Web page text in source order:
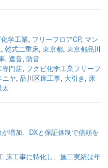
学工業, フリーフロアCP, マン
, 乾式二重床, 東京都, 東京都品川
, 遮音, 防音
専門店, フクビ化学工業フリーフ
ニヤ, 品川区床工事, 大引き , 床
増加、DXと保証体制で信頼を
床工事に特化し、施工実績は年